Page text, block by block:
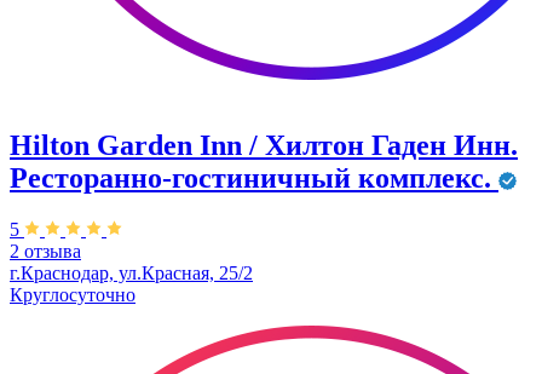
Hilton Garden Inn / Хилтон Гаден Инн.
Ресторанно-гостиничный комплекс.
5
2 отзыва
г.Краснодар, ул.Красная, 25/2
Круглосуточно